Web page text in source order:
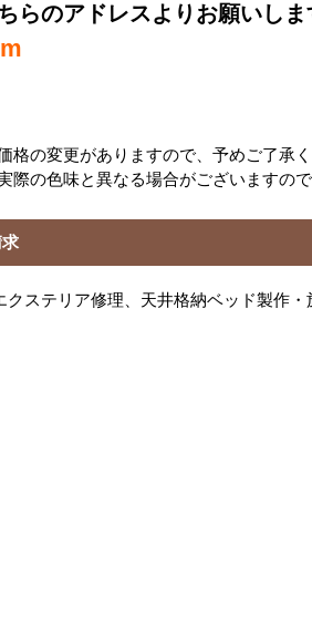
らのアドレスよりお願いしま
格の変更がありますので、予めご了承く
際の色味と異なる場合がございますの
ステリア修理、天井格納ベッド製作